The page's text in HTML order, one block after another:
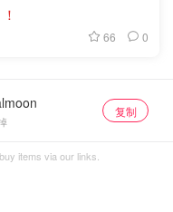
66 0
复制
items via our links.